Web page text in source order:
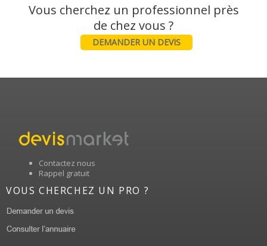
Vous cherchez un professionnel près
DEMANDER UN DEVIS
Contactez nous
Rappel gratuit
VOUS CHERCHEZ UN PRO ?